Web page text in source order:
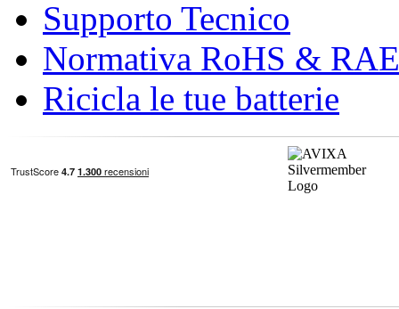
Supporto Tecnico
Normativa RoHS &
Ricicla le tue batterie